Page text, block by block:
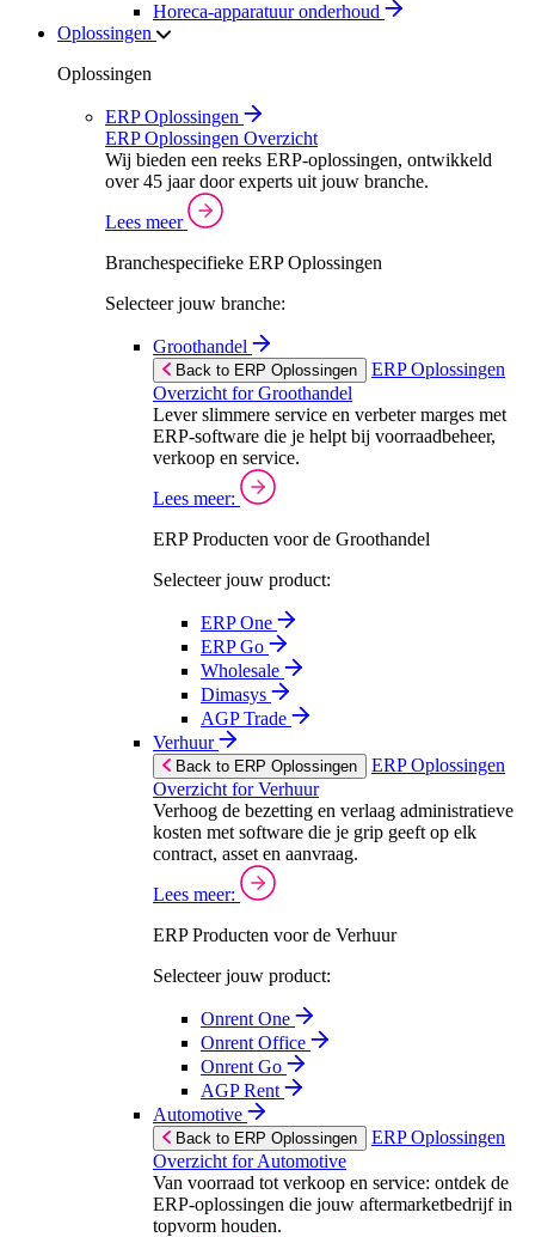
Horeca-apparatuur onderhoud
Oplossingen
Oplossingen
ERP Oplossingen
ERP Oplossingen Overzicht
Wij bieden een reeks ERP-oplossingen, ontwikkeld
over 45 jaar door experts uit jouw branche.
Lees meer
Branchespecifieke ERP Oplossingen
Selecteer jouw branche:
Groothandel
Back to ERP Oplossingen
ERP Oplossingen
Overzicht for Groothandel
Lever slimmere service en verbeter marges met
ERP-software die je helpt bij voorraadbeheer,
verkoop en service.
Lees meer:
ERP Producten voor de Groothandel
Selecteer jouw product:
ERP One
ERP Go
Wholesale
Dimasys
AGP Trade
Verhuur
Back to ERP Oplossingen
ERP Oplossingen
Overzicht for Verhuur
Verhoog de bezetting en verlaag administratieve
kosten met software die je grip geeft op elk
contract, asset en aanvraag.
Lees meer:
ERP Producten voor de Verhuur
Selecteer jouw product:
Onrent One
Onrent Office
Onrent Go
AGP Rent
Automotive
Back to ERP Oplossingen
ERP Oplossingen
Overzicht for Automotive
Van voorraad tot verkoop en service: ontdek de
ERP-oplossingen die jouw aftermarketbedrijf in
topvorm houden.